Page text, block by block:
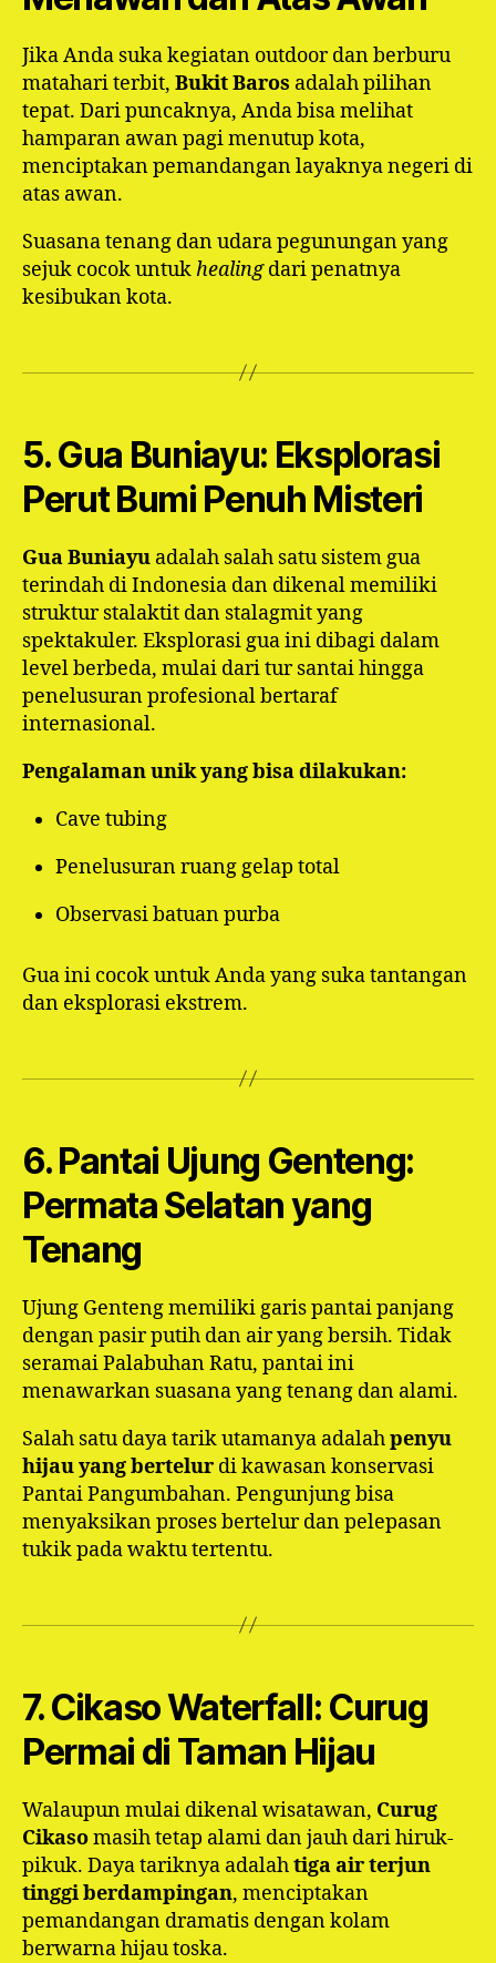
Jika Anda suka kegiatan outdoor dan berburu
matahari terbit, Bukit Baros adalah pilihan
tepat. Dari puncaknya, Anda bisa melihat
hamparan awan pagi menutup kota,
menciptakan pemandangan layaknya negeri di
atas awan.
Suasana tenang dan udara pegunungan yang
sejuk cocok untukhealingdari penatnya
kesibukan kota.
5. Gua Buniayu: Eksplorasi
Perut Bumi Penuh Misteri
Gua Buniayu adalah salah satu sistem gua
terindah di Indonesia dan dikenal memiliki
struktur stalaktit dan stalagmit yang
spektakuler. Eksplorasi gua ini dibagi dalam
level berbeda, mulai dari tur santai hingga
penelusuran profesional bertaraf
internasional.
Pengalaman unik yang bisa dilakukan:
Cave tubing
Penelusuran ruang gelap total
Observasi batuan purba
Gua ini cocok untuk Anda yang suka tantangan
dan eksplorasi ekstrem.
6. Pantai Ujung Genteng:
Permata Selatan yang
Tenang
Ujung Genteng memiliki garis pantai panjang
dengan pasir putih dan air yang bersih. Tidak
seramai Palabuhan Ratu, pantai ini
menawarkan suasana yang tenang dan alami.
Salah satu daya tarik utamanya adalahpenyu
hijau yang bertelur di kawasan konservasi
Pantai Pangumbahan. Pengunjung bisa
menyaksikan proses bertelur dan pelepasan
tukik pada waktu tertentu.
7. Cikaso Waterfall: Curug
Permai di Taman Hijau
Walaupun mulai dikenal wisatawan, Curug
Cikasomasih tetap alami dan jauh dari hiruk-
pikuk. Daya tariknya adalahtiga air terjun
tinggi berdampingan, menciptakan
pemandangan dramatis dengan kolam
berwarna hijau toska.